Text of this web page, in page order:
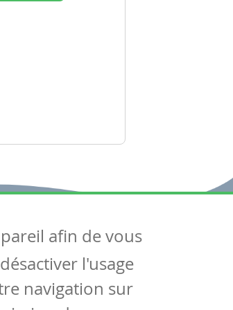
afin de vous
l'usage
navigation sur